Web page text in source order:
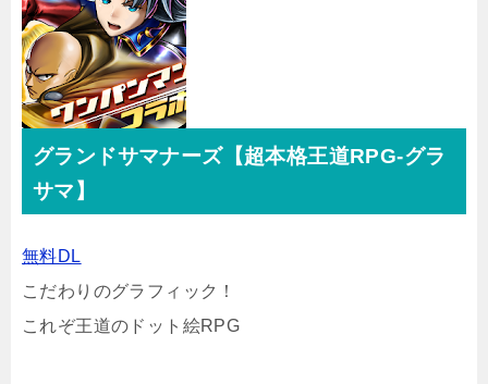
グランドサマナーズ【超本格王道RPG-グラ
サマ】
無料DL
こだわりのグラフィック！
これぞ王道のドット絵RPG